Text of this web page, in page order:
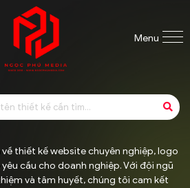
Menu
thiết kế website chuyên nghiệp, logo
cầu cho doanh nghiệp. Với đội ngũ
và tâm huyết, chúng tôi cam kết